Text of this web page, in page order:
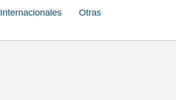
Internacionales Otras